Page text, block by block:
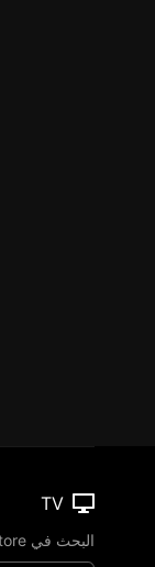
TV
البحث في AppStore